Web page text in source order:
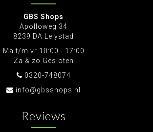
GBS Shops
Apolloweg 34
8239 DA Lelystad
Ma t/m vr 10:00 - 17:00
Za & zo Gesloten
0320-748074
info@gbsshops.nl
Reviews